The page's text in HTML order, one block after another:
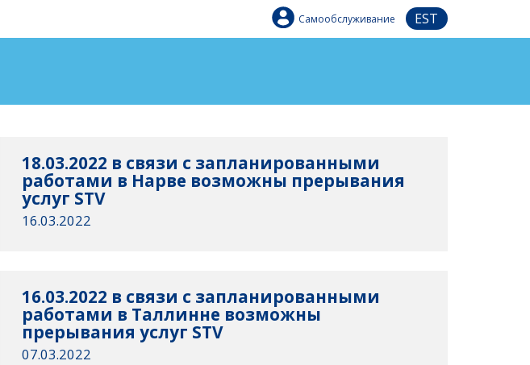
Самообслуживание EST
18.03.2022 в связи с запланированными
работами в Нарве возможны прерывания
услуг STV
16.03.2022
16.03.2022 в связи с запланированными
работами в Таллинне возможны
прерывания услуг STV
07.03.2022